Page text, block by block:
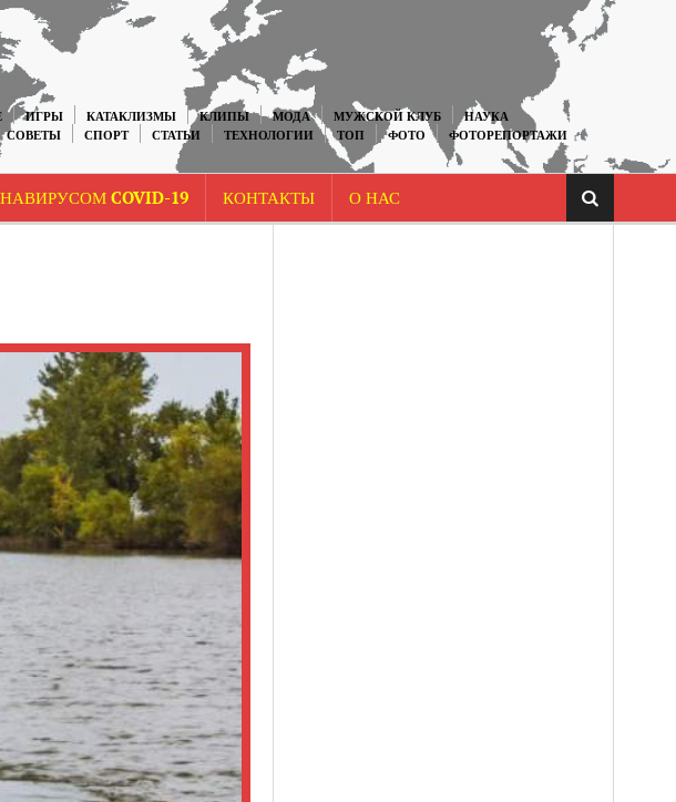
ИГРЫ КАТАКЛИЗМЫ КЛИПЫ МОДА МУЖСКОЙ КЛУБ
НАУКА
СОВЕТЫ СПОРТ СТАТЬИ ТЕХНОЛОГИИ ТОП ФОТО
ФОТОРЕПОРТАЖИ
COVID-19 КОНТАКТЫ О НАС